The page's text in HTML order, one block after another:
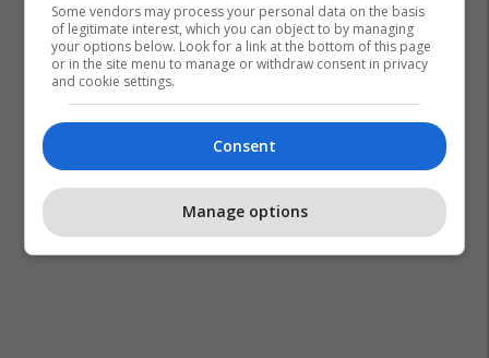
Some vendors may process your personal data on the basis
of legitimate interest, which you can object to by managing
your options below. Look for a link at the bottom of this page
or in the site menu to manage or withdraw consent in privacy
and cookie settings.
Consent
Manage options